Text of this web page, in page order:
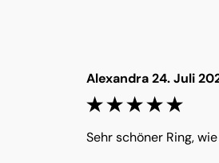
Alexandra 24. Juli
Sehr schöner Ring,